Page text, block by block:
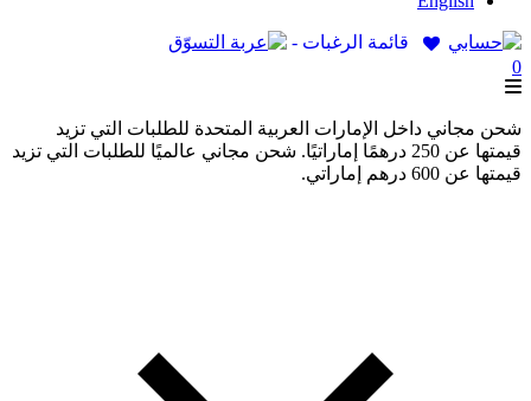
قائمة الرغبات -
0
شحن مجاني داخل الإمارات العربية المتحدة للطلبات التي تزيد
قيمتها عن 250 درهمًا إماراتيًا. شحن مجاني عالميًا للطلبات التي تزيد
قيمتها عن 600 درهم إماراتي.